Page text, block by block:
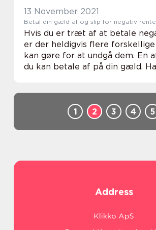
13 November 2021
Betal din gæld af og slip for negativ rente
Hvis du er træt af at betale
er der heldigvis flere forskellige
kan gøre for at undgå dem. En
du kan betale af på din gæld.
1 2 3 4 5
Address